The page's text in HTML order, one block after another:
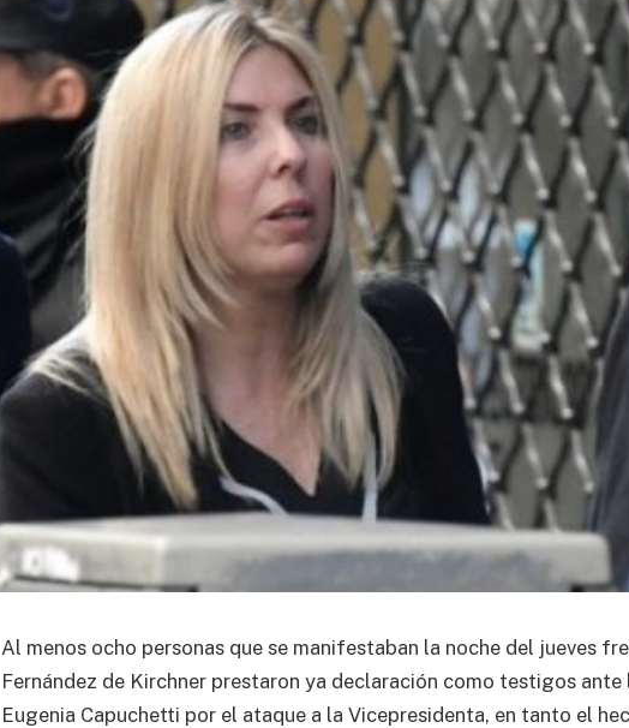
Al menos ocho personas que se manifestaban la noche del jueves
Fernández de Kirchner prestaron ya declaración como testigos
Eugenia Capuchetti por el ataque a la Vicepresidenta, en tanto el